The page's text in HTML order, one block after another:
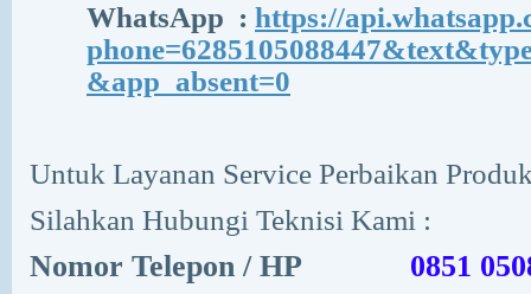
WhatsApp : https://
&app_absent=0
Untuk Layanan Service Perbaikan
Silahkan Hubungi Teknisi Kami :
Nomor Telepon / HP
0851